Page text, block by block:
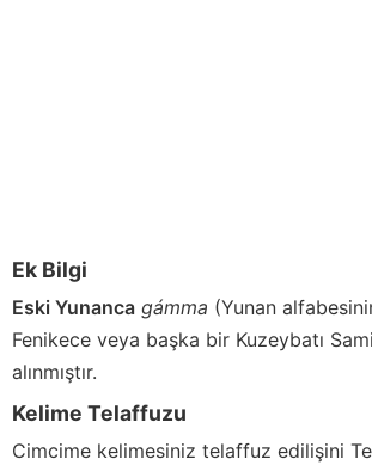
Ek Bilgi
Eski Yunanca gámma (Yunan
Fenikece veya başka bir Kuzeybatı
alınmıştır.
Kelime Telaffuzu
Cimcime kelimesiniz telaffuz edilişini